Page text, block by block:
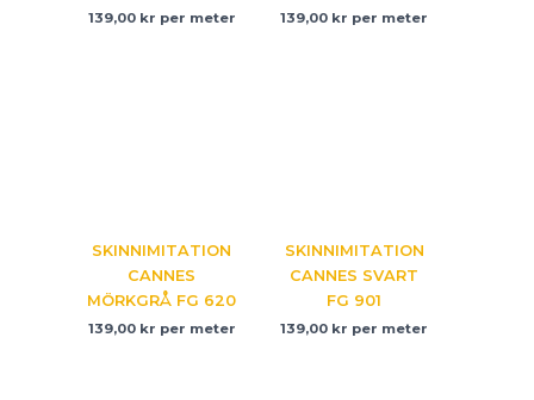
139,00 kr per meter 139,00 kr per meter
SKINNIMITATION
CANNES
MÖRKGRÅ FG 620
139,00 kr per meter
SKINNIMITATION
CANNES SVART
FG 901
139,00 kr per meter